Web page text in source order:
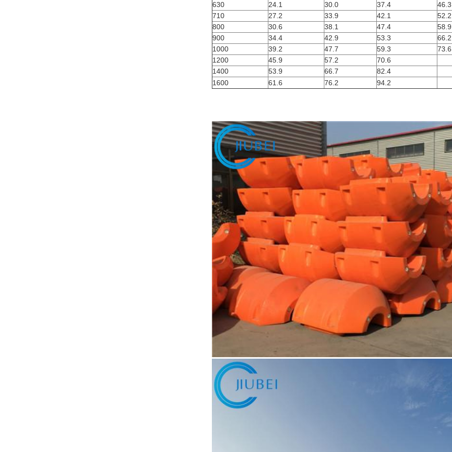
630 24.1 30.0 37.4
46.3
710
27.2 33.9 42.1
52.2
800
30.6 38.1 47.4
58.9
900
34.4 42.9 53.3
66.2
1000
39.2 47.7 59.3
73.6
1200
45.9 57.2
70.6
1400
53.9 66.7
82.4
1600
61.6 76.2 94.2